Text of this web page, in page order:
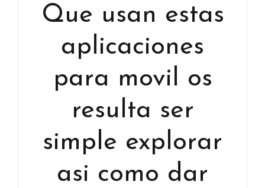
Que usan estas
aplicaciones
para movil os
resulta ser
simple explorar
asi­ como dar